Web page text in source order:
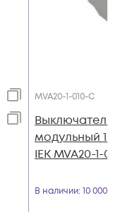
MVA20-1-010-C
модульный
IEK MVA20-1-
В наличии: 10